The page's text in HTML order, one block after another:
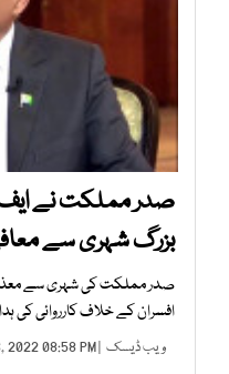
صدر مملکت نے ایف
بزرگ شہری سے
صدر مملکت کی شہری سے
افسران کے خلاف کارروائی کی
ویب ڈیسک | JAN 16, 2022 08:58 PM |